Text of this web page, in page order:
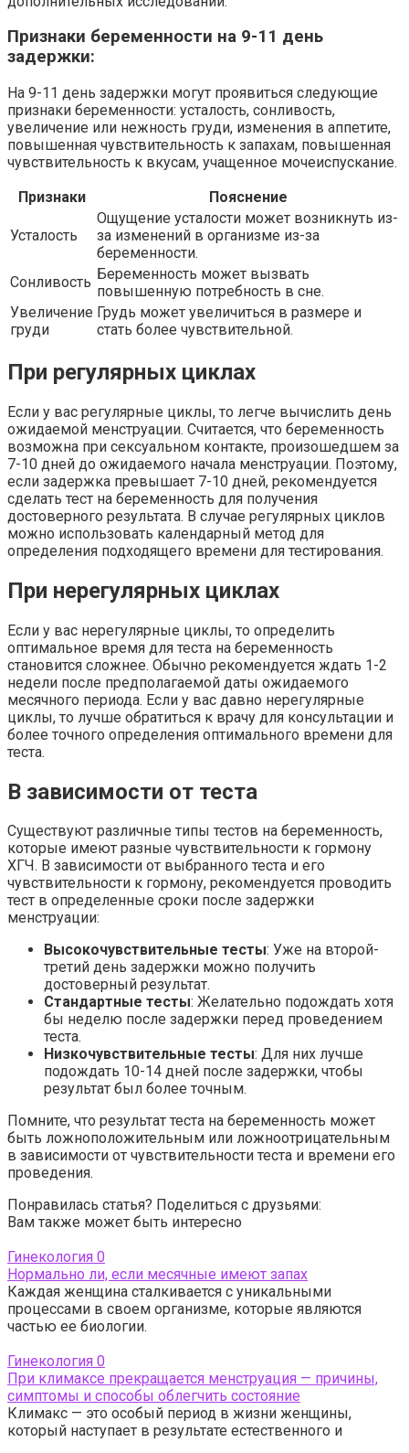
Признаки беременности на 9-11 день
задержки:
На 9-11 день задержки могут проявиться следующие
признаки беременности: усталость, сонливость,
увеличение или нежность груди, изменения в аппетите,
повышенная чувствительность к запахам, повышенная
чувствительность к вкусам, учащенное мочеиспускание.
Признаки
Пояснение
Усталость
Ощущение усталости может возникнуть из-
за изменений в организме из-за
беременности.
Сонливость Беременность может вызвать
повышенную потребность в сне.
Увеличение
груди
Грудь может увеличиться в размере и
стать более чувствительной.
При регулярных циклах
Если у вас регулярные циклы, то легче вычислить день
ожидаемой менструации. Считается, что беременность
возможна при сексуальном контакте, произошедшем за
7-10 дней до ожидаемого начала менструации. Поэтому,
если задержка превышает 7-10 дней, рекомендуется
сделать тест на беременность для получения
достоверного результата. В случае регулярных циклов
можно использовать календарный метод для
определения подходящего времени для тестирования.
При нерегулярных циклах
Если у вас нерегулярные циклы, то определить
оптимальное время для теста на беременность
становится сложнее. Обычно рекомендуется ждать 1-2
недели после предполагаемой даты ожидаемого
месячного периода. Если у вас давно нерегулярные
циклы, то лучше обратиться к врачу для консультации и
более точного определения оптимального времени для
теста.
В зависимости от теста
Существуют различные типы тестов на беременность,
которые имеют разные чувствительности к гормону
ХГЧ. В зависимости от выбранного теста и его
чувствительности к гормону, рекомендуется проводить
тест в определенные сроки после задержки
менструации:
Высокочувствительные тесты: Уже на второй-
третий день задержки можно получить
достоверный результат.
Стандартные тесты: Желательно подождать хотя
бы неделю после задержки перед проведением
теста.
Низкочувствительные тесты: Для них лучше
подождать 10-14 дней после задержки, чтобы
результат был более точным.
Помните, что результат теста на беременность может
быть ложноположительным или ложноотрицательным
в зависимости от чувствительности теста и времени его
проведения.
Понравилась статья? Поделиться с друзьями:
Вам также может быть интересно
Гинекология 0
Нормально ли, если месячные имеют запах
Каждая женщина сталкивается с уникальными
процессами в своем организме, которые являются
частью ее биологии.
Гинекология 0
При климаксе прекращается менструация — причины,
симптомы и способы облегчить состояние
Климакс — это особый период в жизни женщины,
который наступает в результате естественного и